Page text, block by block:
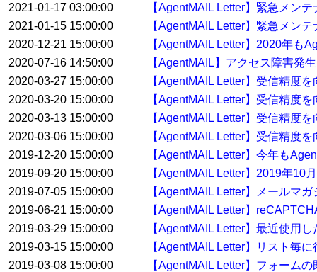
2021-01-17 03:00:00
【AgentMAIL Letter】緊急メン
2021-01-15 15:00:00
【AgentMAIL Letter】緊急メン
2020-12-21 15:00:00
【AgentMAIL Letter】2020年も
2020-07-16 14:50:00
【AgentMAIL】アクセス障害発
2020-03-27 15:00:00
【AgentMAIL Letter】受信精度
2020-03-20 15:00:00
【AgentMAIL Letter】受信精度
2020-03-13 15:00:00
【AgentMAIL Letter】受信精度
2020-03-06 15:00:00
【AgentMAIL Letter】受信精度
2019-12-20 15:00:00
【AgentMAIL Letter】今年も
2019-09-20 15:00:00
【AgentMAIL Letter】2019年10
2019-07-05 15:00:00
【AgentMAIL Letter】メールマ
2019-06-21 15:00:00
【AgentMAIL Letter】
2019-03-29 15:00:00
【AgentMAIL Letter】最近使用
2019-03-15 15:00:00
【AgentMAIL Letter】リスト毎
2019-03-08 15:00:00
【AgentMAIL Letter】フォーム